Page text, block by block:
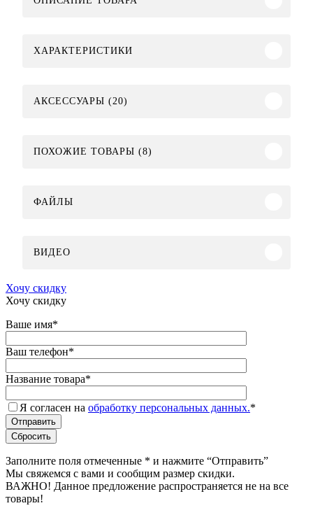
ХАРАКТЕРИСТИКИ
АКСЕССУАРЫ (20)
ПОХОЖИЕ ТОВАРЫ (8)
ФАЙЛЫ
ВИДЕО
Хочу скидку
Хочу скидку
Ваше имя*
Ваш телефон*
Название товара*
Я согласен на обработку персональных данных.*
Заполните поля отмеченные * и нажмите “Отправить”
Мы свяжемся с вами и сообщим размер скидки.
ВАЖНО! Данное предложение распространяется не на все
товары!